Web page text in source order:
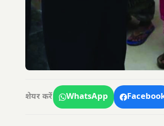
शेयर करें WhatsApp